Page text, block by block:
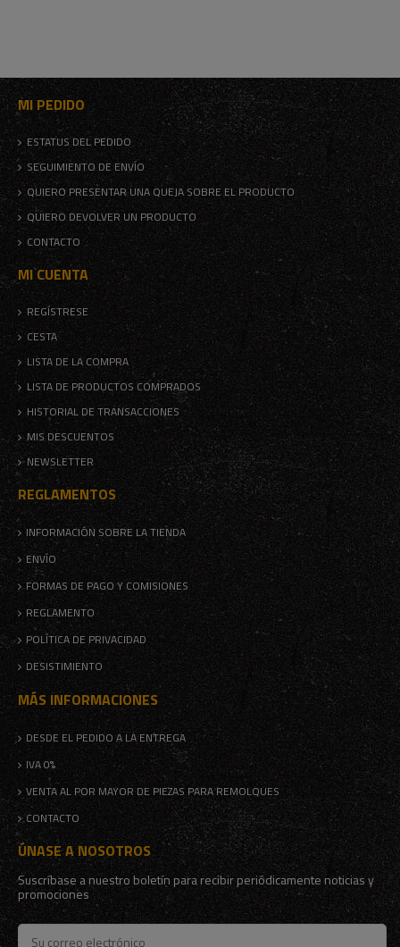
MI PEDIDO
ESTATUS DEL PEDIDO
SEGUIMIENTO DE ENVÍO
QUIERO PRESENTAR UNA QUEJA SOBRE EL PRODUCTO
QUIERO DEVOLVER UN PRODUCTO
CONTACTO
MI CUENTA
REGÍSTRESE
CESTA
LISTA DE LA COMPRA
LISTA DE PRODUCTOS COMPRADOS
HISTORIAL DE TRANSACCIONES
MIS DESCUENTOS
NEWSLETTER
REGLAMENTOS
INFORMACIÓN SOBRE LA TIENDA
ENVÍO
FORMAS DE PAGO Y COMISIONES
REGLAMENTO
POLÍTICA DE PRIVACIDAD
DESISTIMIENTO
MÁS INFORMACIONES
DESDE EL PEDIDO A LA ENTREGA
IVA 0%
VENTA AL POR MAYOR DE PIEZAS PARA REMOLQUES
CONTACTO
ÚNASE A NOSOTROS
Suscríbase a nuestro boletín para recibir periódicamente noticias y
promociones